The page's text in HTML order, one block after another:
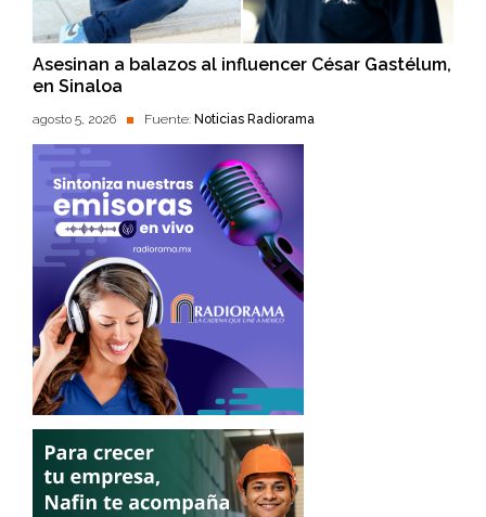
Asesinan a balazos al influencer César Gastélum,
en Sinaloa
agosto 5, 2026 Fuente: Noticias Radiorama